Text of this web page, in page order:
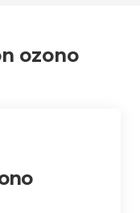
ozono